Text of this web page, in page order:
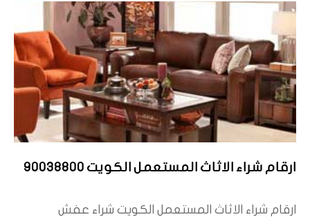
ارقام شراء الاثاث المستعمل الكويت 90038800
ارقام شراء الاثاث المستعمل الكويت شراء عفش